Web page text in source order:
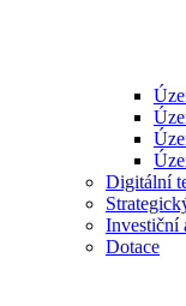
Digitální
Investiční
Dotace